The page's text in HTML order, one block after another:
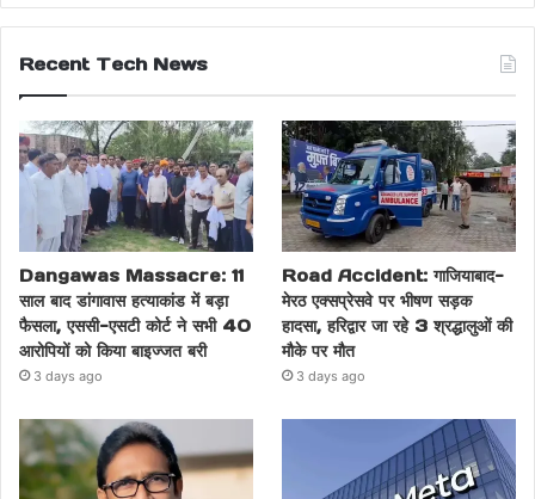
Recent Tech News
Dangawas Massacre: 11
साल बाद डांगावास हत्याकांड में बड़ा
फैसला, एससी-एसटी कोर्ट ने सभी 40
आरोपियों को किया बाइज्जत बरी
3 days ago
Road Accident: गाजियाबाद-
मेरठ एक्सप्रेसवे पर भीषण सड़क
हादसा, हरिद्वार जा रहे 3 श्रद्धालुओं की
मौके पर मौत
3 days ago